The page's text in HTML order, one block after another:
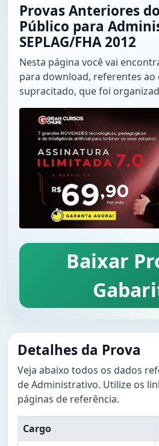
Provas Anteriores
Público para
SEPLAG/FHA 2012
Nesta página você vai
para download, referentes ao
supracitado, que foi
Baixar
Detalhes da Prova
Veja abaixo todos os dados
de Administrativo. Utilize os
páginas de referência.
Cargo